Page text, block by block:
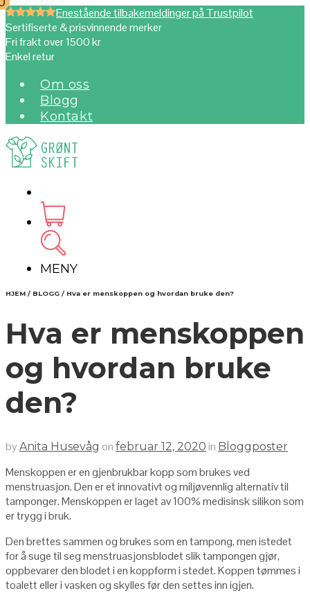
Enestående tilbakemeldinger på Trustpilot
Sertifiserte & prisvinnende merker
Fri frakt over 1500 kr
Enkel retur
Om oss
Blogg
Kontakt
MENY
HJEM / BLOGG / Hva er menskoppen og hvordan bruke den?
Hva er menskoppen
og hvordan bruke
den?
by Anita Husevåg on februar 12, 2020 in Bloggposter
Menskoppen er en gjenbrukbar kopp som brukes ved
menstruasjon. Den er et innovativt og miljøvennlig alternativ til
tamponger. Menskoppen er laget av 100% medisinsk silikon som
er trygg i bruk.
Den brettes sammen og brukes som en tampong, men istedet
for å suge til seg menstruasjonsblodet slik tampongen gjør,
oppbevarer den blodet i en koppform i stedet. Koppen tømmes i
toalett eller i vasken og skylles før den settes inn igjen.